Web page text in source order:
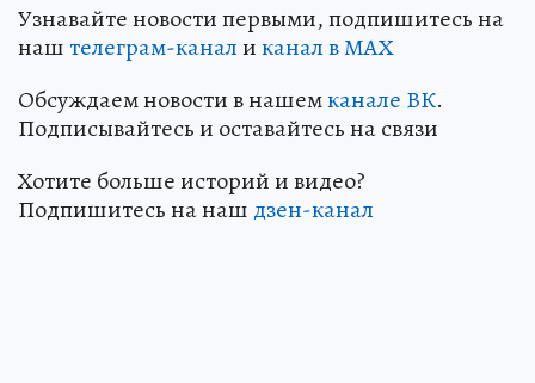
Узнавайте новости первыми, подпишитесь на
наштелеграм-каналиканал в МАХ
Обсуждаем новости в нашемканале ВК.
Подписывайтесь и оставайтесь на связи
Хотите больше историй и видео?
Подпишитесь на наш дзен-канал